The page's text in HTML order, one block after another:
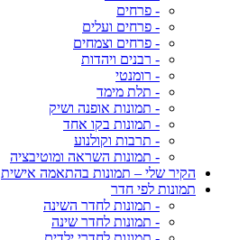
- פרחים
- פרחים ועלים
- פרחים וצמחים
- רבנים ויהדות
- רומנטי
- תלת מימד
- תמונות אופנה ושיק
- תמונות בקו אחד
- תרבות וקולנוע
- תמונות השראה ומוטיבציה
הקיר שלי – תמונות בהתאמה אישית
תמונות לפי חדר
- תמונות לחדר השינה
- תמונות לחדר שינה